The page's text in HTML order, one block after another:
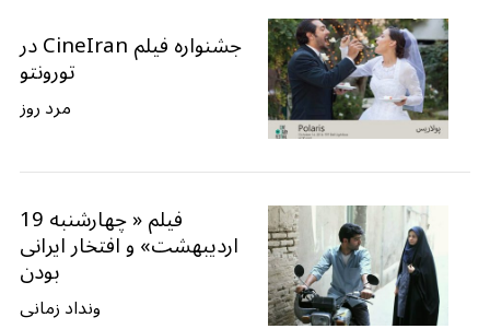
جشنواره فیلم CineIran در
تورونتو
مرد روز
فیلم « چهارشنبه 19
اردیبهشت» و افتخار ایرانی
بودن
ونداد زمانی